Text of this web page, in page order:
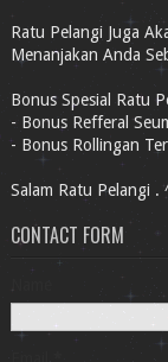
Ratu Pelangi Juga
Menanjakan Anda
Bonus Spesial Ratu
- Bonus Refferal
- Bonus Rollingan
Salam Ratu Pelangi .
CONTACT FORM